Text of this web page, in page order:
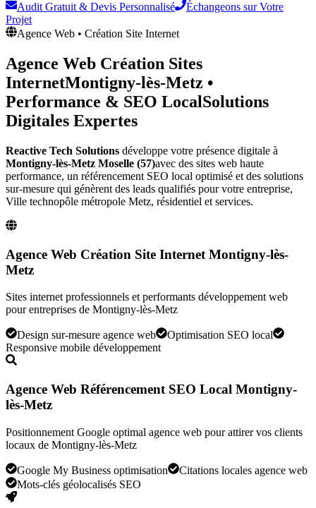
Audit Gratuit & Devis Personnalisé
Échangeons sur Votre
Projet
Agence Web • Création Site Internet
Agence Web Création Sites
InternetMontigny-lès-Metz •
Performance & SEO LocalSolutions
Digitales Expertes
Reactive Tech Solutions développe votre présence digitale à
Montigny-lès-Metz Moselle (57)avec des sites web haute
performance, un référencement SEO local optimisé et des solutions
sur-mesure qui génèrent des leads qualifiés pour votre entreprise,
Ville technopôle métropole Metz, résidentiel et services.
Agence Web Création Site Internet Montigny-lès-
Metz
Sites internet professionnels et performants développement web
pour entreprises de Montigny-lès-Metz
Design sur-mesure agence web
Optimisation SEO local
Responsive mobile développement
Agence Web Référencement SEO Local Montigny-
lès-Metz
Positionnement Google optimal agence web pour attirer vos clients
locaux de Montigny-lès-Metz
Google My Business optimisation
Citations locales agence web
Mots-clés géolocalisés SEO